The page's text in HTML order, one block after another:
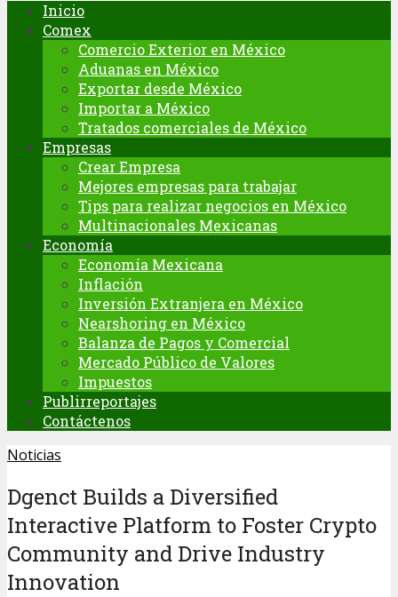
Inicio
Comex
Comercio Exterior en México
Aduanas en México
Exportar desde México
Importar a México
Tratados comerciales de México
Empresas
Crear Empresa
Mejores empresas para trabajar
Tips para realizar negocios en México
Multinacionales Mexicanas
Economía
Economía Mexicana
Inflación
Inversión Extranjera en México
Nearshoring en México
Balanza de Pagos y Comercial
Mercado Público de Valores
Impuestos
Publirreportajes
Contáctenos
Noticias
Dgenct Builds a Diversified
Interactive Platform to Foster Crypto
Community and Drive Industry
Innovation